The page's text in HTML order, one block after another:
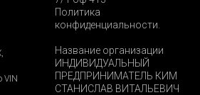
VIN
Политика
конфиденциальности.
Название организации
ИНДИВИДУАЛЬНЫЙ
ПРЕДПРИНИМАТЕЛЬ КИМ
СТАНИСЛАВ ВИТАЛЬЕВИЧ